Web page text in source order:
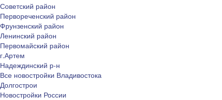
Советский район
Первореченский район
Фрунзенский район
Ленинский район
Первомайский район
г.Артем
Надеждинский р-н
Все новостройки Владивостока
Долгострои
Новостройки России